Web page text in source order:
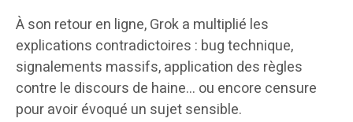
À son retour en ligne, Grok a multiplié les
explications contradictoires : bug technique,
signalements massifs, application des règles
contre le discours de haine… ou encore censure
pour avoir évoqué un sujet sensible.